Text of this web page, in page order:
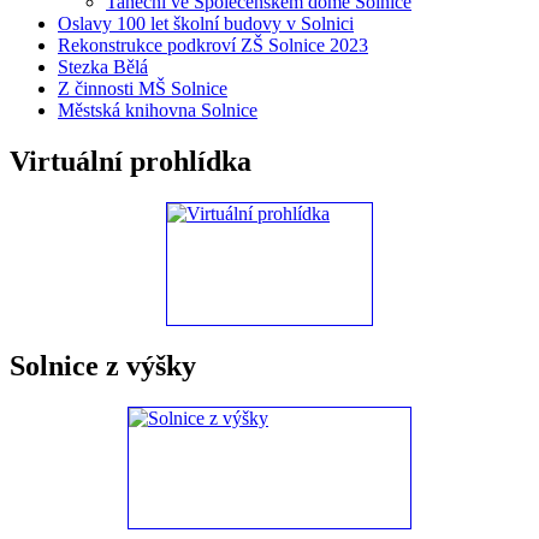
Oslavy 100 let školní budovy v Solnici
Rekonstrukce podkroví ZŠ Solnice 2023
Stezka Bělá
Z činnosti MŠ Solnice
Městská knihovna Solnice
Virtuální prohlídka
Solnice z výšky